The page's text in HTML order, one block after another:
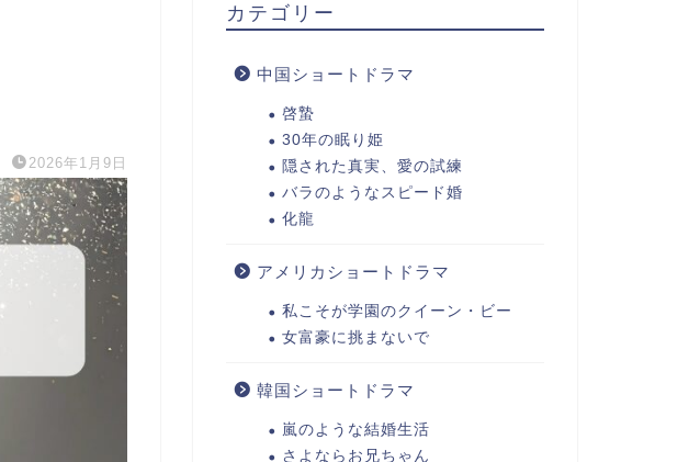
2026年1月9日
カテゴリー
中国ショートドラマ
啓蟄
30年の眠り姫
隠された真実、愛の試練
バラのようなスピード婚
化龍
アメリカショートドラマ
私こそが学園のクイーン・ビー
女富豪に挑まないで
韓国ショートドラマ
嵐のような結婚生活
さよならお兄ちゃん